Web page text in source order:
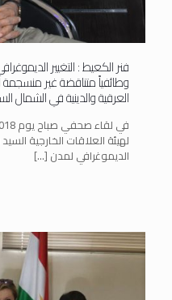
فنر الكعيط : التغيير
وطائفياً متناقضة غير
العرقية والدينية في الشمال
لهيئة العلاقات الخارجية
الديموغرافي لمدن […]